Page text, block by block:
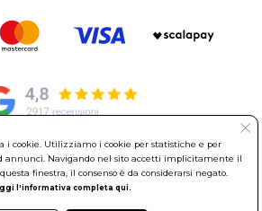
- Sede Legale: Via Leonardo da Vinci, 40 -
Monterotondo Scalo (RM)
i cookie. Utilizziamo i cookie per statistiche e per
annunci. Navigando nel sito accetti implicitamente il
finestra, il consenso è da considerarsi negato.
l'informativa completa qui.